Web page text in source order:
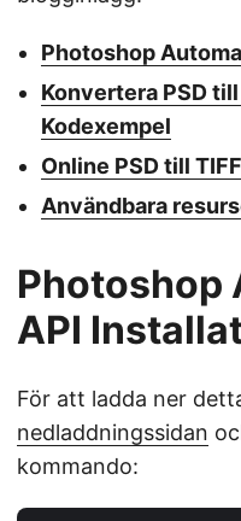
Photoshop
Konvertera PSD
Kodexempel
Online PSD till
Användbara
Photoshop
API
För att ladda ner
nedladdningssidan
kommando: